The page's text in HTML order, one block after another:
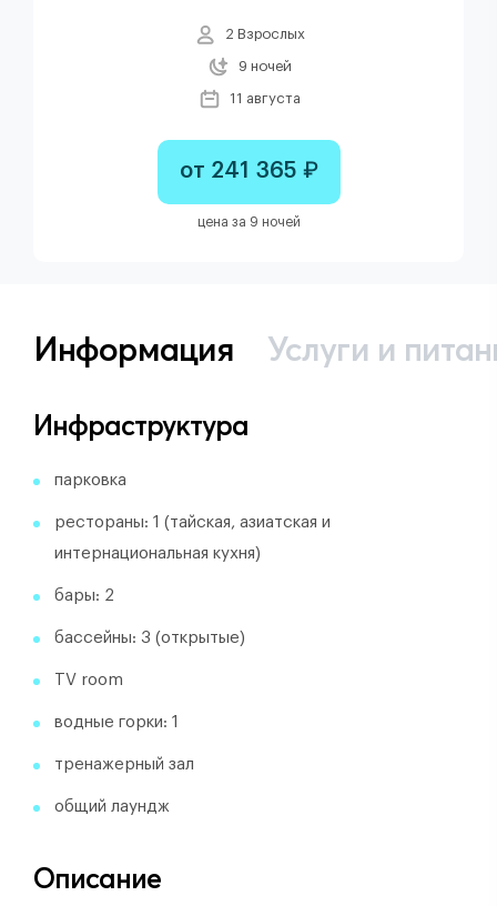
2 Взрослых
9 ночей
11 августа
от 241 365 ₽
цена за 9 ночей
Информация Услуги и
Инфраструктура
парковка
рестораны: 1 (тайская, азиатская и
интернациональная кухня)
бары: 2
бассейны: 3 (открытые)
TV room
водные горки: 1
тренажерный зал
общий лаундж
Описание